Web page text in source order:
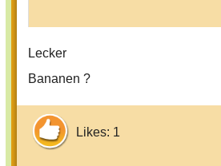
Lecker
Bananen ?
Likes: 1